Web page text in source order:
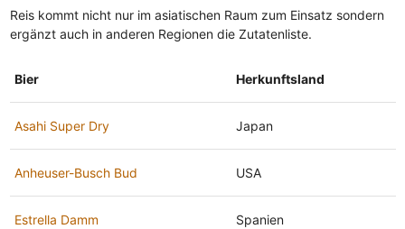
Reis kommt nicht nur im asiatischen Raum zum Einsatz sondern
ergänzt auch in anderen Regionen die Zutatenliste.
Bier Herkunftsland
Asahi Super Dry Japan
Anheuser-Busch Bud USA
Estrella Damm Spanien